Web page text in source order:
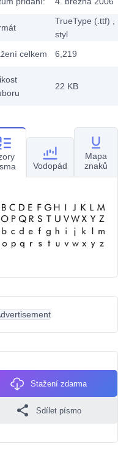
TrueType (.ttf)
styl
celkem
6,219
22 KB
Vodopád
Mapa
znaků
Stažení zdarma
Sdílet písmo